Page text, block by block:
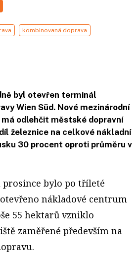
kombinovaná doprava
byl otevřen terminál
Wien Süd. Nové mezinárodní
odlehčit městské dopravní
železnice na celkové nákladní
30 procent oproti průměru v
prosince bylo po tříleté
nákladové centrum
55 hektarů vzniklo
zaměřené především na